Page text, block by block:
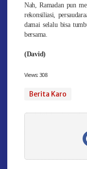
Nah, Ramadan pun
rekonsiliasi,
damai selalu bisa
bersama.
(David)
Views: 308
Berita Karo